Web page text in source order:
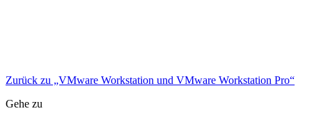
Zurück zu „VMware Workstation und VMware Workstation Pro“
Gehe zu